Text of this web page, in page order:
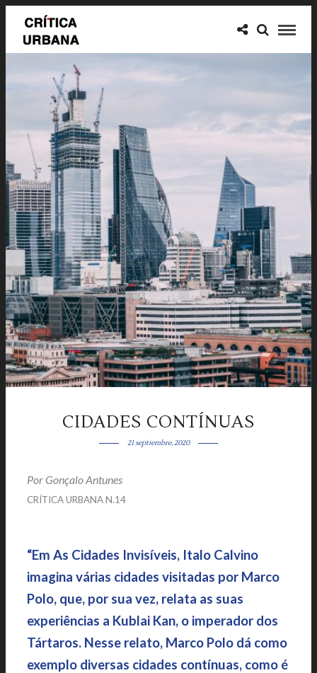
CIDADES CONTÍNUAS
21 septiembre, 2020
Por Gonçalo Antunes
CRÍTICA URBANA N.14
“Em As Cidades Invisíveis, Italo Calvino
imagina várias cidades visitadas por Marco
Polo, que, por sua vez, relata as suas
experiências a Kublai Kan, o imperador dos
Tártaros. Nesse relato, Marco Polo dá como
exemplo diversas cidades contínuas, como é